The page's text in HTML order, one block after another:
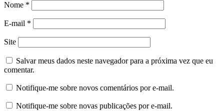
Nome *
E-mail *
Site
Salvar meus dados neste navegador para a próxima vez que eu
comentar.
Notifique-me sobre novos comentários por e-mail.
Notifique-me sobre novas publicações por e-mail.